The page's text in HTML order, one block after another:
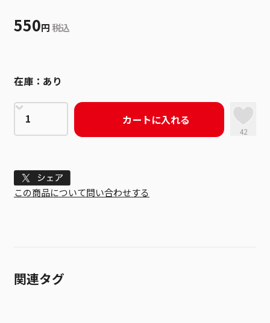
550円 税込
在庫： あり
カートに入れる
42
Tweet
この商品について問い合わせする
関連タグ